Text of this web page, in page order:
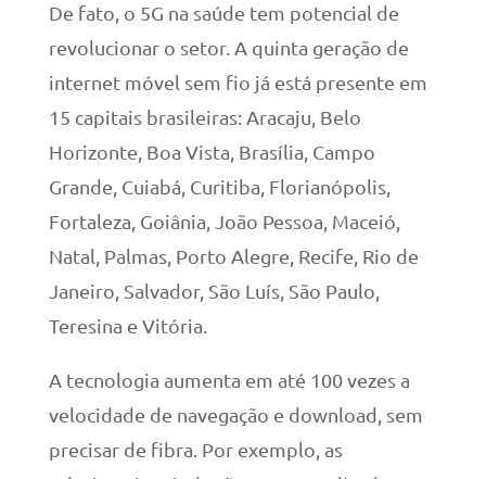
De fato, o 5G na saúde tem potencial de
revolucionar o setor. A quinta geração de
internet móvel sem fio já está presente em
15 capitais brasileiras: Aracaju, Belo
Horizonte, Boa Vista, Brasília, Campo
Grande, Cuiabá, Curitiba, Florianópolis,
Fortaleza, Goiânia, João Pessoa, Maceió,
Natal, Palmas, Porto Alegre, Recife, Rio de
Janeiro, Salvador, São Luís, São Paulo,
Teresina e Vitória.
A tecnologia aumenta em até 100 vezes a
velocidade de navegação e download, sem
precisar de fibra. Por exemplo, as